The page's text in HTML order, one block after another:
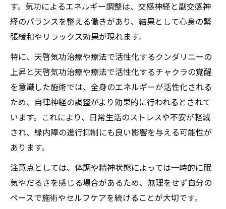
す。気功によるエネルギー調整は、交感神経と副交感神
経のバランスを整える働きがあり、結果として心身の緊
張緩和やリラックス効果が現れます。
特に、天啓気功治療や療法で活性化するクンダリニーの
上昇と天啓気功治療や療法で活性化するチャクラの覚醒
を意識した施術では、全身のエネルギーが活性化される
ため、自律神経の調整がより効果的に行われるとされて
います。これにより、日常生活のストレスや不安が軽減
され、緑内障の進行抑制にも良い影響を与える可能性が
あります。
注意点としては、体調や精神状態によっては一時的に眠
気やだるさを感じる場合があるため、無理をせず自分の
ペースで施術やセルフケアを続けることが大切です。